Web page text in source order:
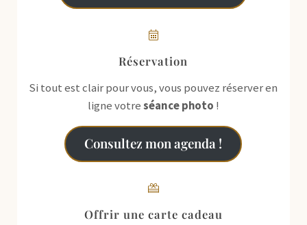
Réservation
Si tout est clair pour vous, vous pouvez réserver en
ligne votreséance photo !
Consultez mon agenda !
Offrir une carte cadeau